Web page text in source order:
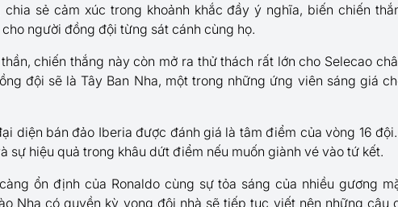
sẻ cảm xúc trong khoảnh khắc đầy ý nghĩa, biến chiến
người đồng đội từng sát cánh cùng họ.
chiến thắng này còn mở ra thử thách rất lớn cho Selecao
đội sẽ là Tây Ban Nha, một trong những ứng viên sáng giá
diện bán đảo Iberia được đánh giá là tâm điểm của vòng 16
sự hiệu quả trong khâu dứt điểm nếu muốn giành vé vào tứ kết.
ổn định của Ronaldo cùng sự tỏa sáng của nhiều gương
Nha có quyền kỳ vọng đội nhà sẽ tiếp tục viết nên những câu